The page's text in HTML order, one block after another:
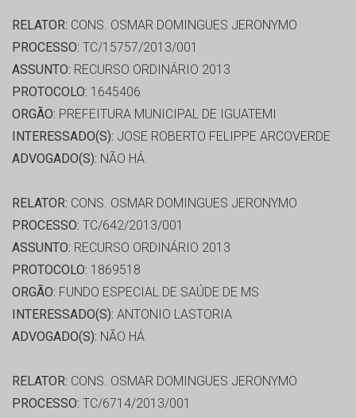
RELATOR: CONS. OSMAR DOMINGUES JERONYMO
PROCESSO: TC/15757/2013/001
ASSUNTO: RECURSO ORDINÁRIO 2013
PROTOCOLO: 1645406
ORGÃO: PREFEITURA MUNICIPAL DE IGUATEMI
INTERESSADO(S): JOSE ROBERTO FELIPPE ARCOVERDE
ADVOGADO(S): NÃO HÁ
RELATOR: CONS. OSMAR DOMINGUES JERONYMO
PROCESSO: TC/642/2013/001
ASSUNTO: RECURSO ORDINÁRIO 2013
PROTOCOLO: 1869518
ORGÃO: FUNDO ESPECIAL DE SAÚDE DE MS
INTERESSADO(S): ANTONIO LASTORIA
ADVOGADO(S): NÃO HÁ
RELATOR: CONS. OSMAR DOMINGUES JERONYMO
PROCESSO: TC/6714/2013/001